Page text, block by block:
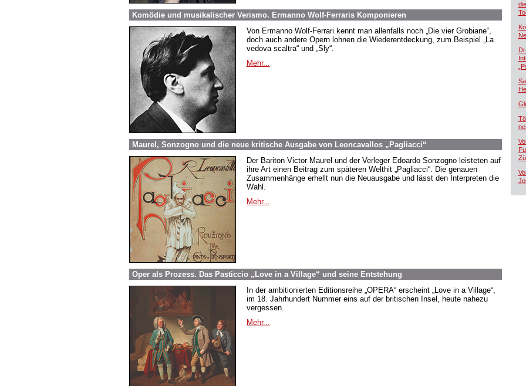
Komödie und musikalischer Verismo. Ermanno Wolf-Ferraris Komponieren
Von Ermanno Wolf-Ferrari kennt man allenfalls noch „Die vier Grobiane“,
doch auch andere Opern lohnen die Wiederentdeckung, zum Beispiel „La
vedova scaltra“ und „Sly“.
Mehr...
Maurel, Sonzogno und die neue kritische Ausgabe von Leoncavallos „Pagliacci“
Der Bariton Victor Maurel und der Verleger Edoardo Sonzogno leisteten auf
ihre Art einen Beitrag zum späteren Welthit „Pagliacci“. Die genauen
Zusammenhänge erhellt nun die Neuausgabe und lässt den Interpreten die
Wahl.
Mehr...
Oper als Prozess. Das Pasticcio „Love in a Village“ und seine Entstehung
In der ambitionierten Editionsreihe „OPERA“ erscheint „Love in a Village“,
im 18. Jahrhundert Nummer eins auf der britischen Insel, heute nahezu
vergessen.
Mehr...